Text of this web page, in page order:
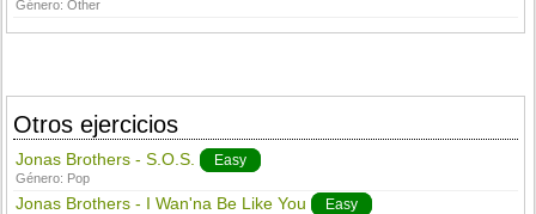
Género:Other
Otros ejercicios
Jonas Brothers - S.O.S. Easy
Género: Pop
Jonas Brothers - I Wan'na Be Like You Easy